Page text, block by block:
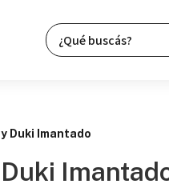
Duki Imantado